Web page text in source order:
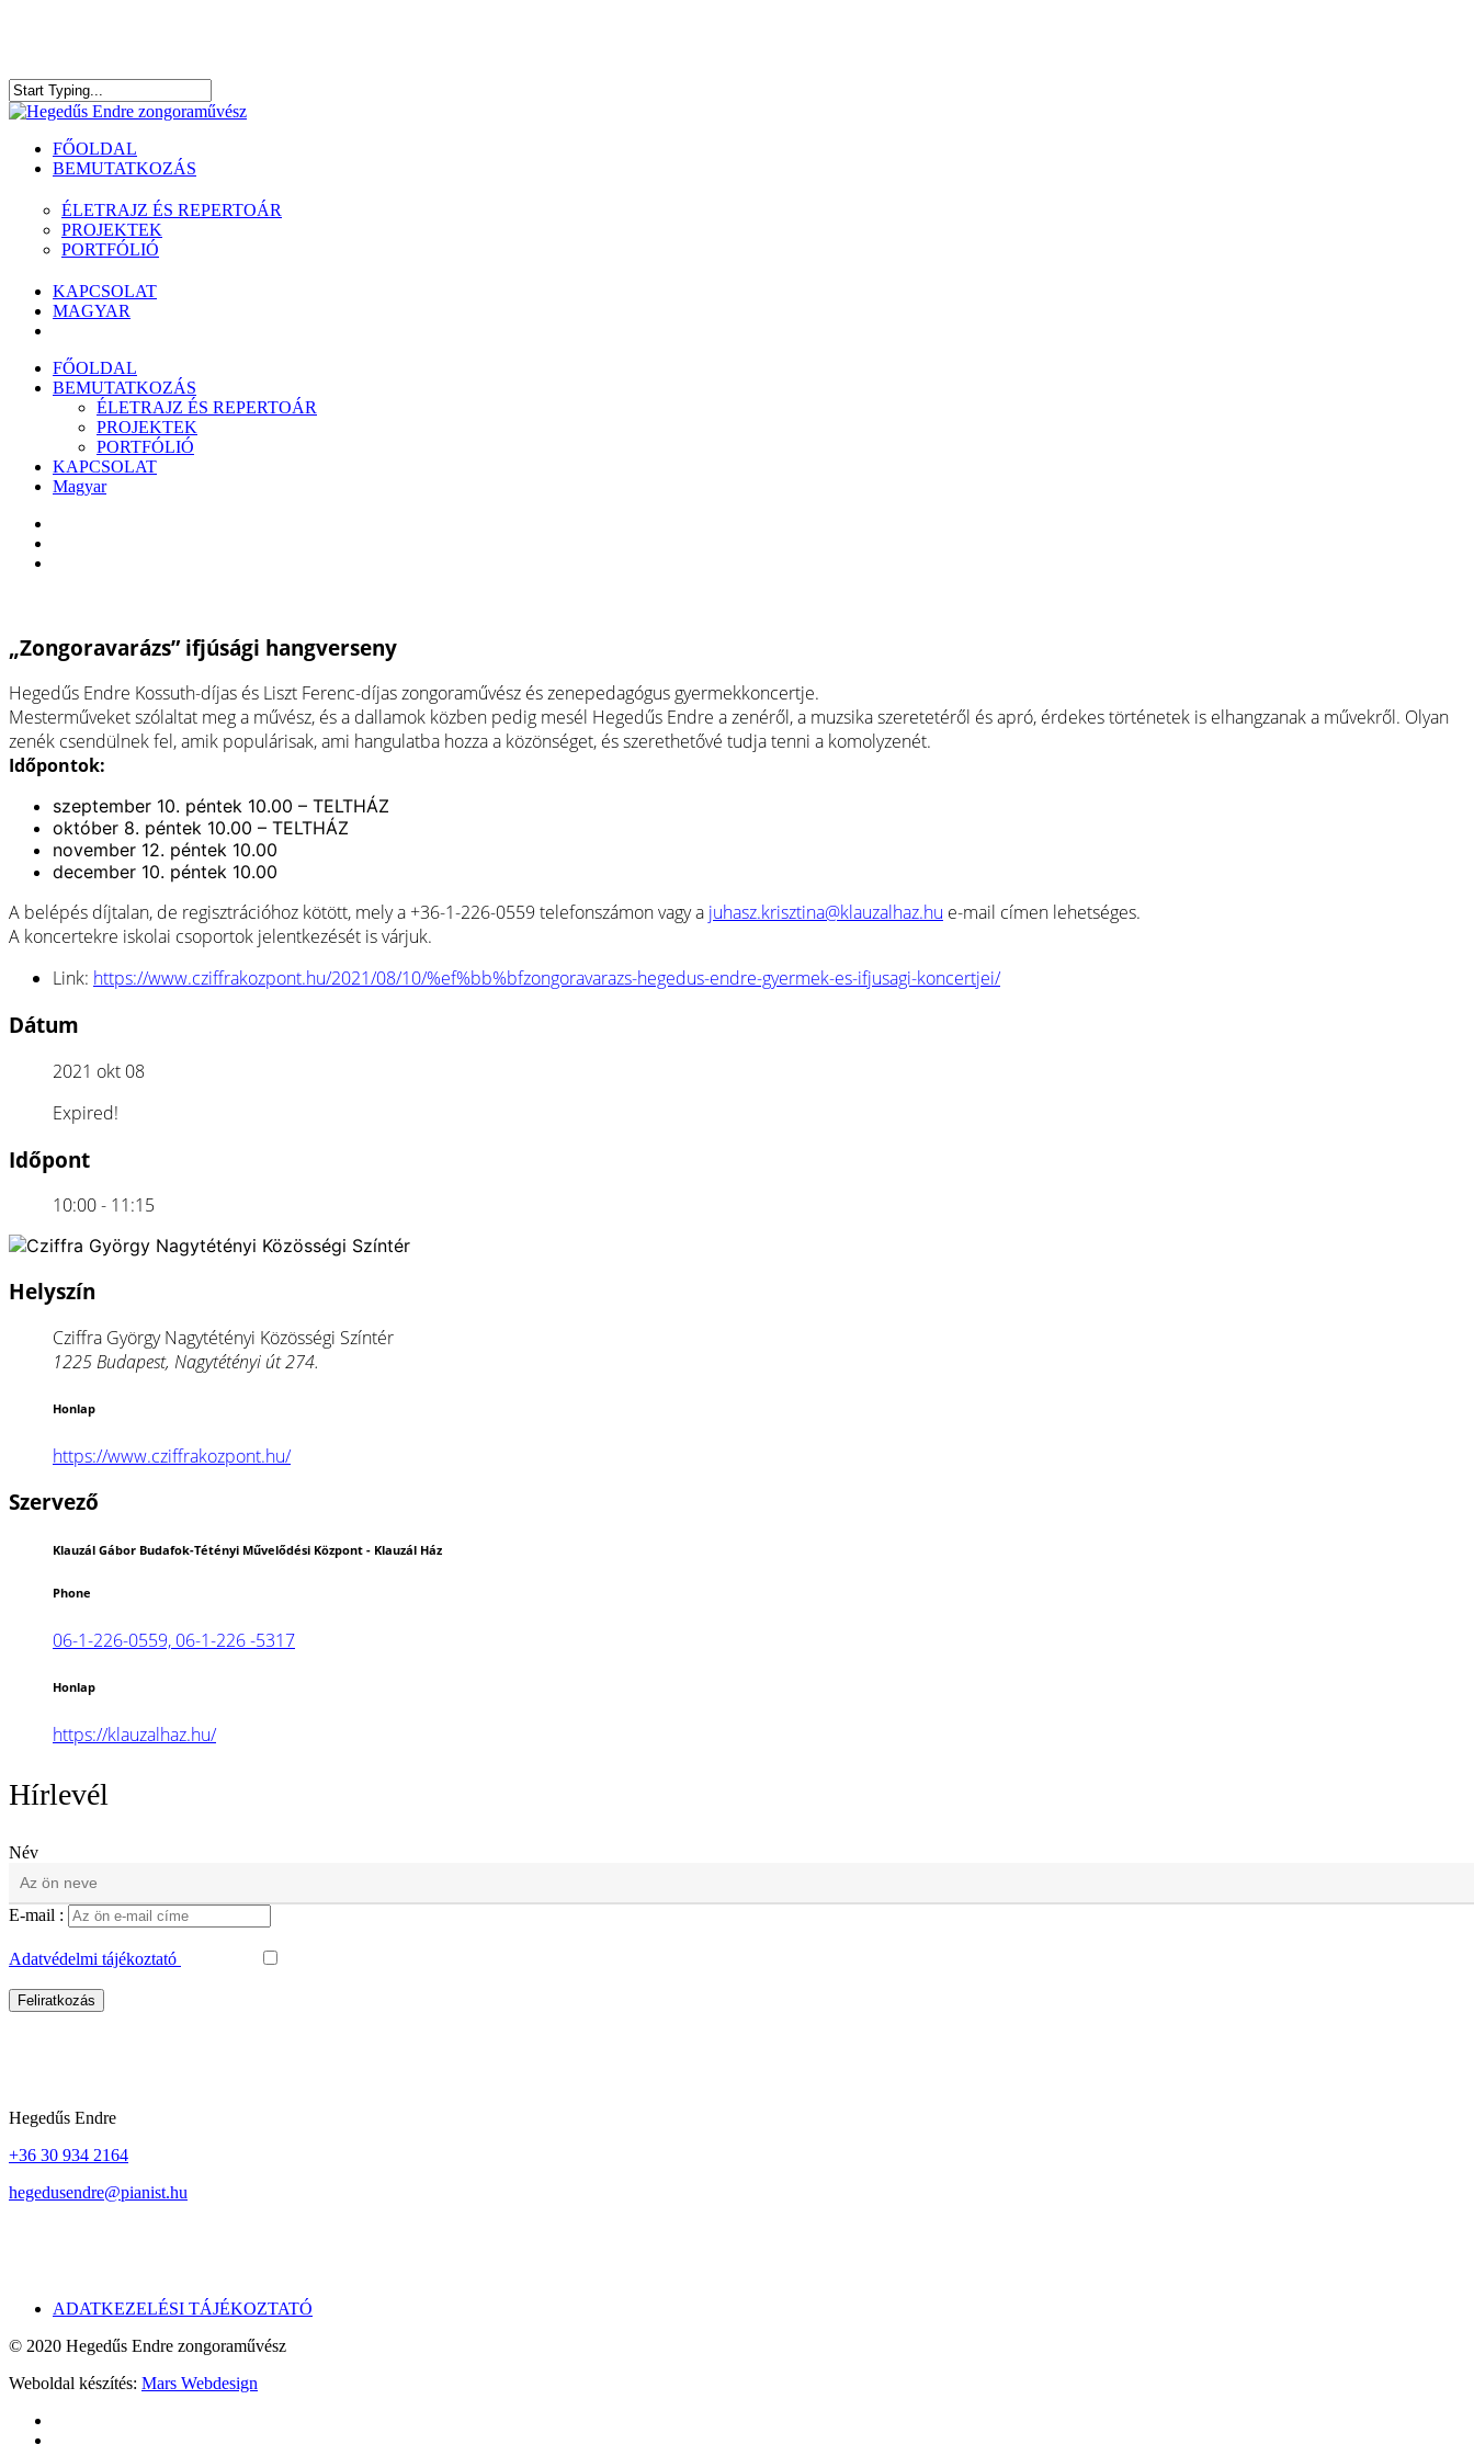
content
Close
Menu
FŐOLDAL
BEMUTATKOZÁS
ÉLETRAJZ ÉS REPERTOÁR
PROJEKTEK
PORTFÓLIÓ
KAPCSOLAT
MAGYAR
FŐOLDAL
BEMUTATKOZÁS
ÉLETRAJZ ÉS REPERTOÁR
PROJEKTEK
PORTFÓLIÓ
KAPCSOLAT
Magyar
„Zongoravarázs” ifjúsági hangverseny
Hegedűs Endre Kossuth-díjas és Liszt Ferenc-díjas zongoraművész és zenepedagógus gyermekkoncertje.
Mesterműveket szólaltat meg a művész, és a dallamok közben pedig mesél Hegedűs Endre a zenéről, a muzsika szeretetéről és apró, érdekes történetek is elhangzanak a művekről. Olyan
zenék csendülnek fel, amik populárisak, ami hangulatba hozza a közönséget, és szerethetővé tudja tenni a komolyzenét.
Időpontok:
szeptember 10. péntek 10.00 – TELTHÁZ
október 8. péntek 10.00 – TELTHÁZ
november 12. péntek 10.00
december 10. péntek 10.00
A belépés díjtalan, de regisztrációhoz kötött, mely a +36-1-226-0559 telefonszámon vagy a juhasz.krisztina@klauzalhaz.hu e-mail címen lehetséges.
A koncertekre iskolai csoportok jelentkezését is várjuk.
Link: https://www.cziffrakozpont.hu/2021/08/10/%ef%bb%bfzongoravarazs-hegedus-endre-gyermek-es-ifjusagi-koncertjei/
Dátum
2021 okt 08
Expired!
Időpont
10:00 - 11:15
Helyszín
Cziffra György Nagytétényi Közösségi Színtér
1225 Budapest, Nagytétényi út 274.
Honlap
https://www.cziffrakozpont.hu/
Szervező
Klauzál Gábor Budafok-Tétényi Művelődési Központ - Klauzál Ház
Phone
06-1-226-0559, 06-1-226 -5317
Honlap
https://klauzalhaz.hu/
Hírlevél
Név
E-mail :
Adatvédelmi tájékoztató
Hegedűs Endre
+36 30 934 2164
hegedusendre@pianist.hu
ADATKEZELÉSI TÁJÉKOZTATÓ
© 2020 Hegedűs Endre zongoraművész
Weboldal készítés: Mars Webdesign